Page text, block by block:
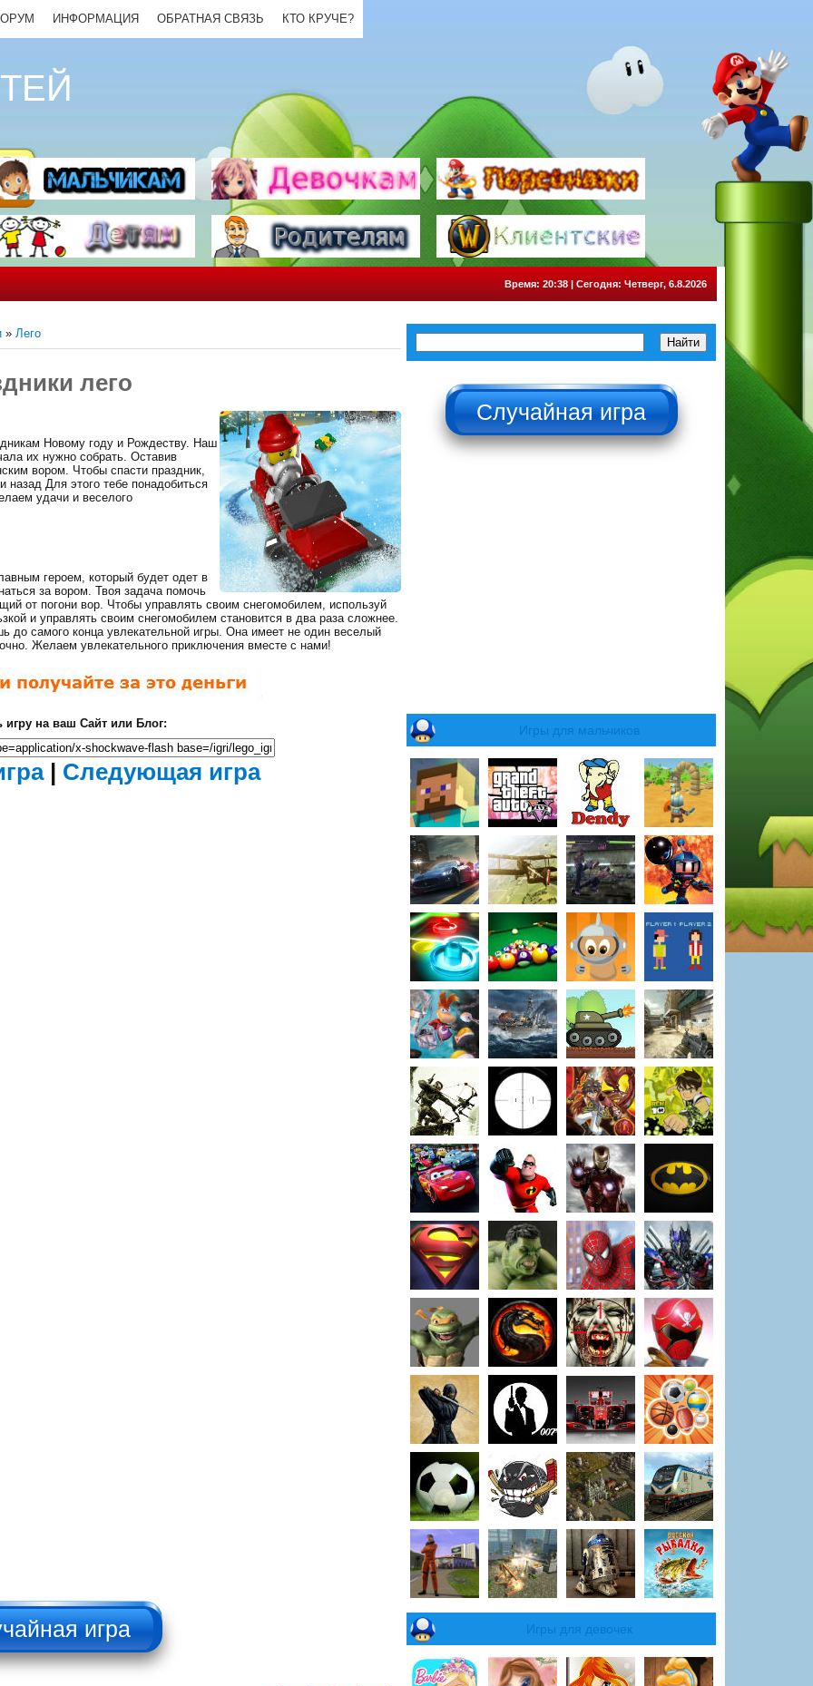
ИНФОРМАЦИЯ ОБРАТНАЯ СВЯЗЬ КТО КРУЧЕ?
Мертвый Зед 2
(Убить Зомби)
Ходячие
мертвецы
Время: 20:38 | Сегодня: Четверг, 6.8.2026
» Лего
лего
Новому году и Рождеству. Наш
их нужно собрать. Оставив
вором. Чтобы спасти праздник,
Для этого тебе понадобиться
удачи и веселого
героем, который будет одет в
за вором. Твоя задача помочь
от погони вор. Чтобы управлять своим снегомобилем, используй
и управлять своим снегомобилем становится в два раза сложнее.
самого конца увлекательной игры. Она имеет не один веселый
Желаем увлекательного приключения вместе с нами!
Загрузка...
Закрыть
рекламу
Идет
загрузка...
игру на ваш Сайт или Блог:
| Следующая игра
НЕ НАЖИМАТЬ!!!
Игры для мальчиков
Игры для девочек